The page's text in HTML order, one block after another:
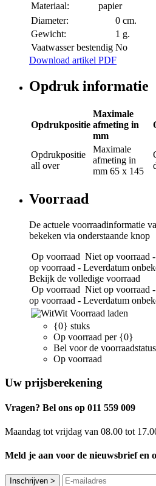
Materiaal:
papier
Diameter:
0 cm.
Gewicht:
1 g.
Vaatwasser bestendig No
Download artikel PDF
Opdruk informatie
Opdrukpositie
Maximale
afmeting in
mm
Opdrukpositie
all over
Maximale
afmeting in
mm 65 x 145
Voorraad
De actuele voorraadinformatie
bekeken via onderstaande knop
Op voorraad Niet op voorraad
op voorraad - Leverdatum
Bekijk de volledige voorraad
Op voorraad Niet op voorraad
op voorraad - Leverdatum
Wit Voorraad laden
{0} stuks
Op voorraad per {0}
Bel voor de voorraadstatus
Op voorraad
Uw prijsberekening
Vragen? Bel ons op 011 559 009
Maandag tot vrijdag van 08.00 tot
Meld je aan voor de nieuwsbrief en
Inschrijven >